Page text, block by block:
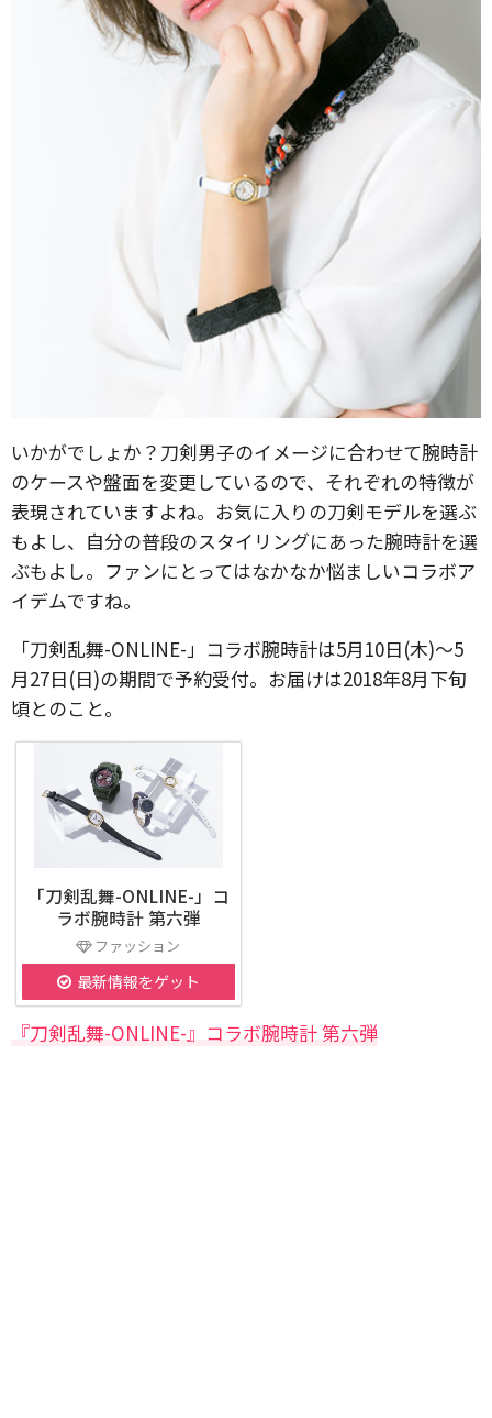
いかがでしょか？刀剣男子のイメージに合わせて腕時計
のケースや盤面を変更しているので、それぞれの特徴が
表現されていますよね。お気に入りの刀剣モデルを選ぶ
もよし、自分の普段のスタイリングにあった腕時計を選
ぶもよし。ファンにとってはなかなか悩ましいコラボア
イデムですね。
「刀剣乱舞-ONLINE-」コラボ腕時計は5月10日(木)～5
月27日(日)の期間で予約受付。お届けは2018年8月下旬
頃とのこと。
「刀剣乱舞-ONLINE-」コ
ラボ腕時計 第六弾
ファッション
最新情報をゲット
『刀剣乱舞-ONLINE-』コラボ腕時計 第六弾